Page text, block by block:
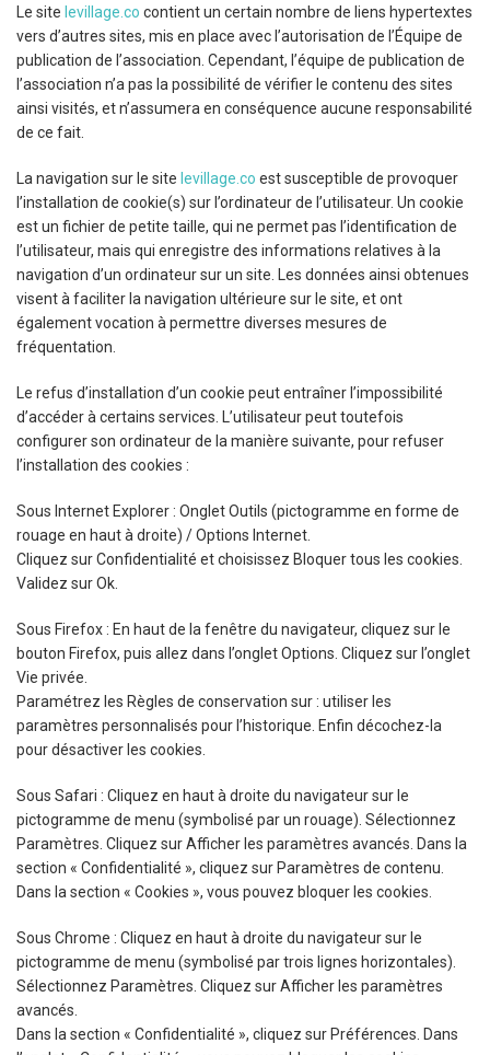
Le site levillage.co contient un certain nombre de liens hypertextes
vers d’autres sites, mis en place avec l’autorisation de l’Équipe de
publication de l’association. Cependant, l’équipe de publication de
l’association n’a pas la possibilité de vérifier le contenu des sites
ainsi visités, et n’assumera en conséquence aucune responsabilité
de ce fait.
La navigation sur le site levillage.co est susceptible de provoquer
l’installation de cookie(s) sur l’ordinateur de l’utilisateur. Un cookie
est un fichier de petite taille, qui ne permet pas l’identification de
l’utilisateur, mais qui enregistre des informations relatives à la
navigation d’un ordinateur sur un site. Les données ainsi obtenues
visent à faciliter la navigation ultérieure sur le site, et ont
également vocation à permettre diverses mesures de
fréquentation.
Le refus d’installation d’un cookie peut entraîner l’impossibilité
d’accéder à certains services. L’utilisateur peut toutefois
configurer son ordinateur de la manière suivante, pour refuser
l’installation des cookies :
Sous Internet Explorer : Onglet Outils (pictogramme en forme de
rouage en haut à droite) / Options Internet.
Cliquez sur Confidentialité et choisissez Bloquer tous les cookies.
Validez sur Ok.
Sous Firefox : En haut de la fenêtre du navigateur, cliquez sur le
bouton Firefox, puis allez dans l’onglet Options. Cliquez sur l’onglet
Vie privée.
Paramétrez les Règles de conservation sur : utiliser les
paramètres personnalisés pour l’historique. Enfin décochez-la
pour désactiver les cookies.
Sous Safari : Cliquez en haut à droite du navigateur sur le
pictogramme de menu (symbolisé par un rouage). Sélectionnez
Paramètres. Cliquez sur Afficher les paramètres avancés. Dans la
section « Confidentialité », cliquez sur Paramètres de contenu.
Dans la section « Cookies », vous pouvez bloquer les cookies.
Sous Chrome : Cliquez en haut à droite du navigateur sur le
pictogramme de menu (symbolisé par trois lignes horizontales).
Sélectionnez Paramètres. Cliquez sur Afficher les paramètres
avancés.
Dans la section « Confidentialité », cliquez sur Préférences. Dans